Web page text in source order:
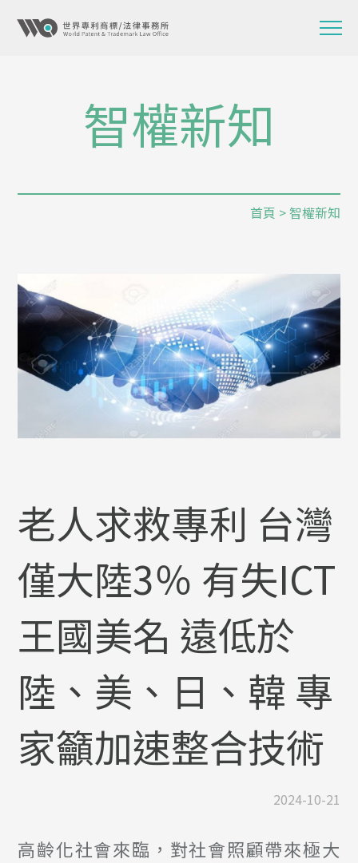
智權新知
首頁 > 智權新知
老人求救專利 台灣
僅大陸3％ 有失ICT
王國美名 遠低於
陸、美、日、韓 專
家籲加速整合技術
2024-10-21
高齡化社會來臨，對社會照顧帶來極大